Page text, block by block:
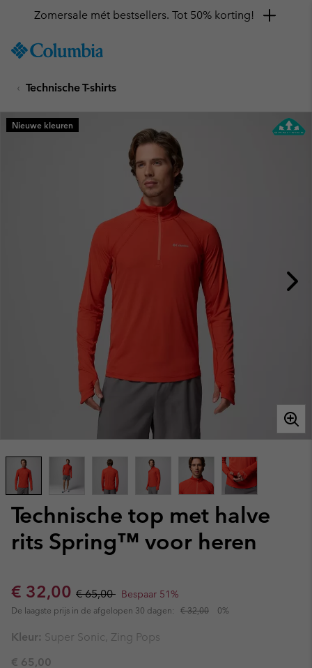
TO
SKIP
MAIN
NAV
Zomersale mét bestsellers. Tot 50% korting!
Technische T-shirts
Technische top met halve
rits Spring™ voor heren
Sale price:
€ 32,00 Regular price:
€ 65,00 Bespaar 51%
De laagste prijs in de afgelopen 30 dagen: € 32,00 0%
Nieuwe kleuren
Kleur: Super Sonic, Zing Pops
€ 65,00